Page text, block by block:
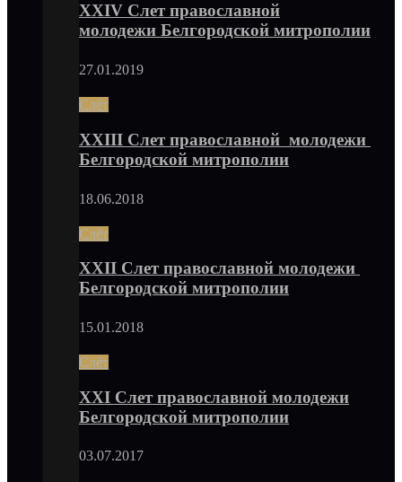
XXIV Слет православной
молодежи Белгородской митрополии
27.01.2019
Слёт
XXIII Слет православной молодежи
Белгородской митрополии
18.06.2018
Слёт
XXII Слет православной молодежи
Белгородской митрополии
15.01.2018
Слёт
XXI Слет православной молодежи
Белгородской митрополии
03.07.2017